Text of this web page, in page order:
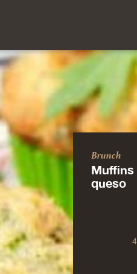
Brunch
Muffins
queso